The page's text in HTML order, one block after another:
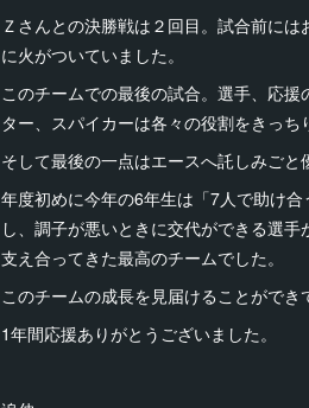
Ｚさんとの決勝戦は２回目。試合前に
に火がついていました。
このチームでの最後の試合。選手、応
ター、スパイカーは各々の役割をきっち
そして最後の一点はエースへ託しみごと
年度初めに今年の6年生は「7人で助け
し、調子が悪いときに交代ができる選
支え合ってきた最高のチームでした。
このチームの成長を見届けることができ
1年間応援ありがとうございました。